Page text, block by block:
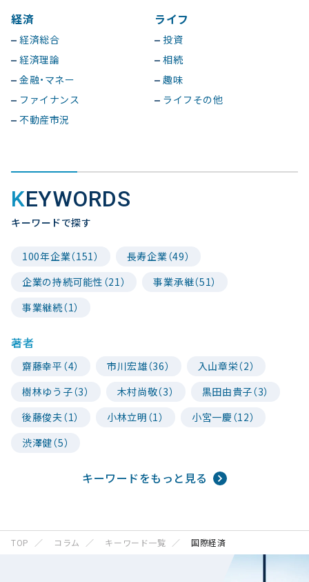
経済
経済総合
経済理論
金融・マネー
ファイナンス
不動産市況
ライフ
投資
相続
趣味
ライフその他
KEYWORDS
キーワードで探す
100年企業（151）
長寿企業（49）
企業の持続可能性（21）
事業承継（51）
事業継続（1）
著者
齋藤幸平（4） 市川宏雄（36）
入山章栄（2）
樹林ゆう子（3）
木村尚敬（3）
黒田由貴子（3）
後藤俊夫（1）
小林立明（1）
小宮一慶（12）
渋澤健（5）
キーワードをもっと見る
TOP コラム キーワード一覧 国際経済